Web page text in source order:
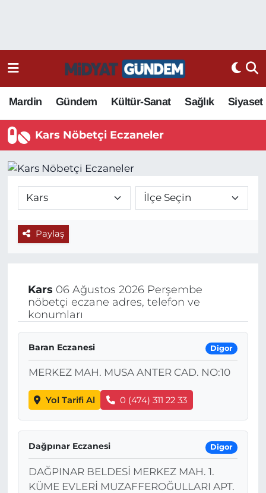
Mardin Gündem Kültür-Sanat Sağlık Siyaset
Kars Nöbetçi Eczaneler
Paylaş
Kars 06 Ağustos 2026 Perşembe
nöbetçi eczane adres, telefon ve
konumları
Baran Eczanesi Digor
MERKEZ MAH. MUSA ANTER CAD. NO:10
Yol Tarifi Al 0 (474) 311 22 33
Dağpınar Eczanesi Digor
DAĞPINAR BELDESİ MERKEZ MAH. 1.
KÜME EVLERİ MUZAFFEROĞULLARI APT.